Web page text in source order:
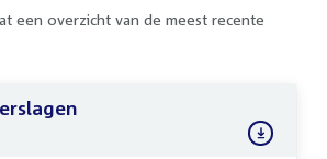
een overzicht van de meest recente